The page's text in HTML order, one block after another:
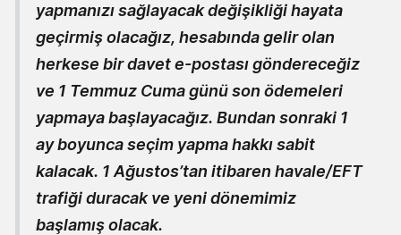
yapmanızı sağlayacak değişikliği hayata
geçirmiş olacağız, hesabında gelir olan
herkese bir davet e-postası göndereceğiz
ve 1 Temmuz Cuma günü son ödemeleri
yapmaya başlayacağız. Bundan sonraki 1
ay boyunca seçim yapma hakkı sabit
kalacak. 1 Ağustos’tan itibaren havale/EFT
trafiği duracak ve yeni dönemimiz
başlamış olacak.